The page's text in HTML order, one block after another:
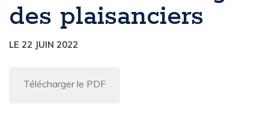
des plaisanciers
LE 22 JUIN 2022
Télécharger le PDF